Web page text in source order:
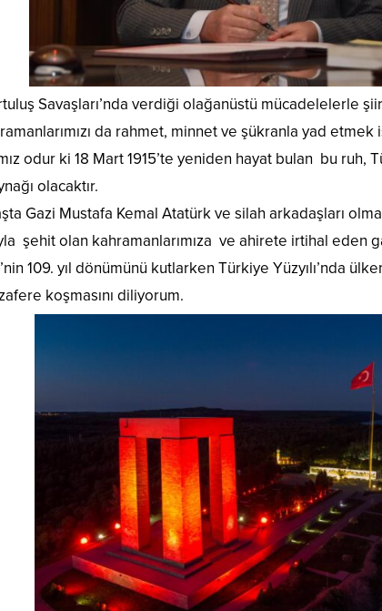
Savaşları’nda verdiği olağanüstü mücadelelerle
da rahmet, minnet ve şükranla yad etmek
odur ki 18 Mart 1915’te yeniden hayat bulan bu
olacaktır.
Gazi Mustafa Kemal Atatürk ve silah arkadaşları
şehit olan kahramanlarımıza ve ahirete irtihal eden
109. yıl dönümünü kutlarken Türkiye Yüzyılı’nda
koşmasını diliyorum.